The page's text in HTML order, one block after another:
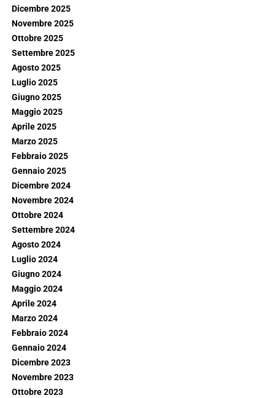
Dicembre 2025
Novembre 2025
Ottobre 2025
Settembre 2025
Agosto 2025
Luglio 2025
Giugno 2025
Maggio 2025
Aprile 2025
Marzo 2025
Febbraio 2025
Gennaio 2025
Dicembre 2024
Novembre 2024
Ottobre 2024
Settembre 2024
Agosto 2024
Luglio 2024
Giugno 2024
Maggio 2024
Aprile 2024
Marzo 2024
Febbraio 2024
Gennaio 2024
Dicembre 2023
Novembre 2023
Ottobre 2023